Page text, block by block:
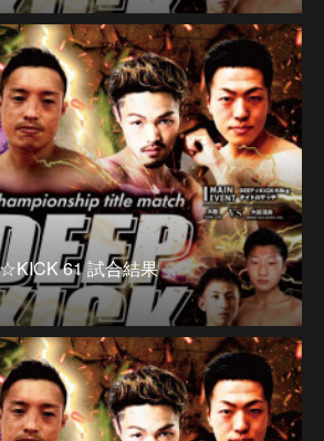
61 試合結果